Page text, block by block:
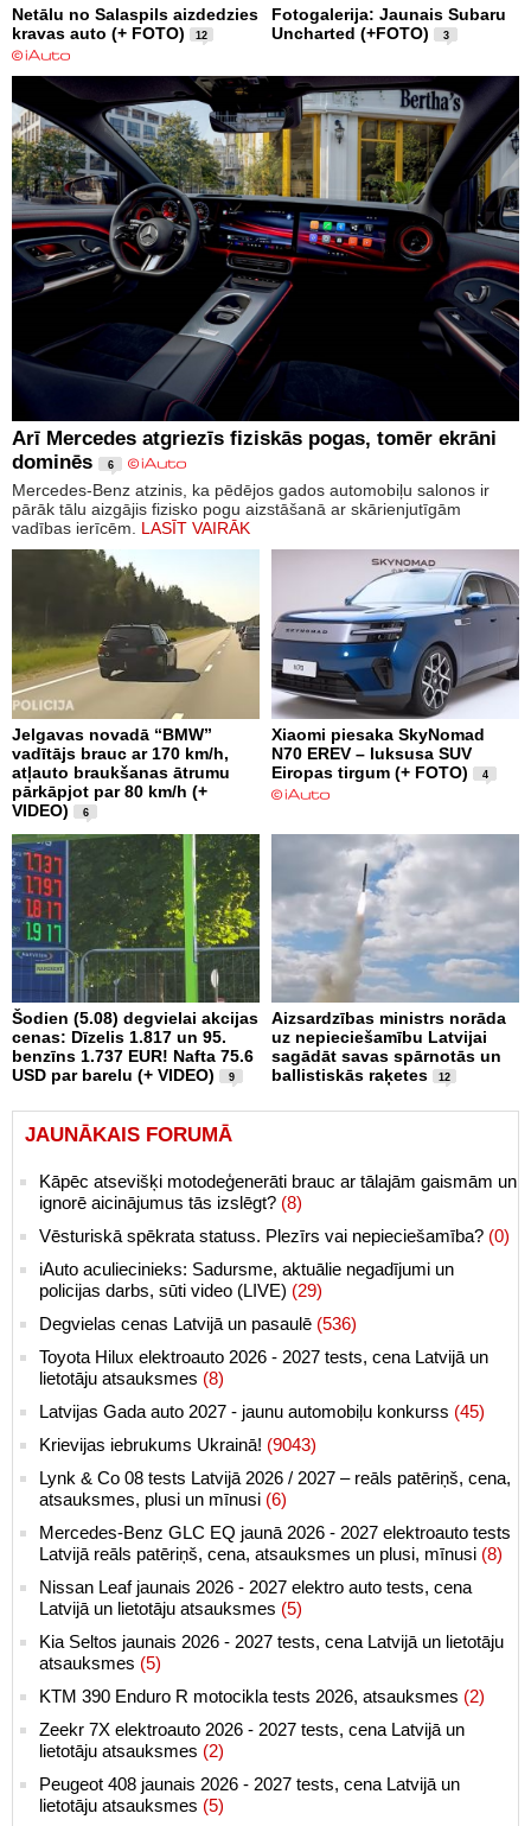
Netālu no Salaspils aizdedzies
kravas auto (+ FOTO)
12
Fotogalerija: Jaunais Subaru
Uncharted (+FOTO)
3
Arī Mercedes atgriezīs fiziskās pogas, tomēr ekrāni
dominēs
6
Mercedes-Benz atzinis, ka pēdējos gados automobiļu salonos ir
pārāk tālu aizgājis fizisko pogu aizstāšanā ar skārienjutīgām
vadības ierīcēm. LASĪT VAIRĀK
Jelgavas novadā “BMW”
vadītājs brauc ar 170 km/h,
atļauto braukšanas ātrumu
pārkāpjot par 80 km/h (+
VIDEO)
6
Xiaomi piesaka SkyNomad
N70 EREV – luksusa SUV
Eiropas tirgum (+ FOTO)
4
Šodien (5.08) degvielai akcijas
cenas: Dīzelis 1.817 un 95.
benzīns 1.737 EUR! Nafta 75.6
USD par barelu (+ VIDEO)
9
Aizsardzības ministrs norāda
uz nepieciešamību Latvijai
sagādāt savas spārnotās un
ballistiskās raķetes
12
JAUNĀKAIS FORUMĀ
Kāpēc atsevišķi motodeģenerāti brauc ar tālajām gaismām un
ignorē aicinājumus tās izslēgt? (8)
Vēsturiskā spēkrata statuss. Plezīrs vai nepieciešamība? (0)
iAuto aculiecinieks: Sadursme, aktuālie negadījumi un
policijas darbs, sūti video (LIVE) (29)
Degvielas cenas Latvijā un pasaulē (536)
Toyota Hilux elektroauto 2026 - 2027 tests, cena Latvijā un
lietotāju atsauksmes (8)
Latvijas Gada auto 2027 - jaunu automobiļu konkurss (45)
Krievijas iebrukums Ukrainā! (9043)
Lynk & Co 08 tests Latvijā 2026 / 2027 – reāls patēriņš, cena,
atsauksmes, plusi un mīnusi (6)
Mercedes-Benz GLC EQ jaunā 2026 - 2027 elektroauto tests
Latvijā reāls patēriņš, cena, atsauksmes un plusi, mīnusi (8)
Nissan Leaf jaunais 2026 - 2027 elektro auto tests, cena
Latvijā un lietotāju atsauksmes (5)
Kia Seltos jaunais 2026 - 2027 tests, cena Latvijā un lietotāju
atsauksmes (5)
KTM 390 Enduro R motocikla tests 2026, atsauksmes (2)
Zeekr 7X elektroauto 2026 - 2027 tests, cena Latvijā un
lietotāju atsauksmes (2)
Peugeot 408 jaunais 2026 - 2027 tests, cena Latvijā un
lietotāju atsauksmes (5)